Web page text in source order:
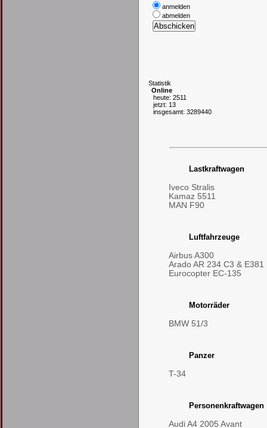
anmelden
abmelden
Statistik
Online
heute: 2511
jetzt: 13
insgesamt: 3289440
Lastkraftwagen
Iveco Stralis
Kamaz 5511
MAN F90
Luftfahrzeuge
Airbus A300
Arado AR 234 C3 & E381
Eurocopter EC-135
Motorräder
BMW 51/3
Panzer
T-34
Personenkraftwagen
Audi A4 2005 Avant